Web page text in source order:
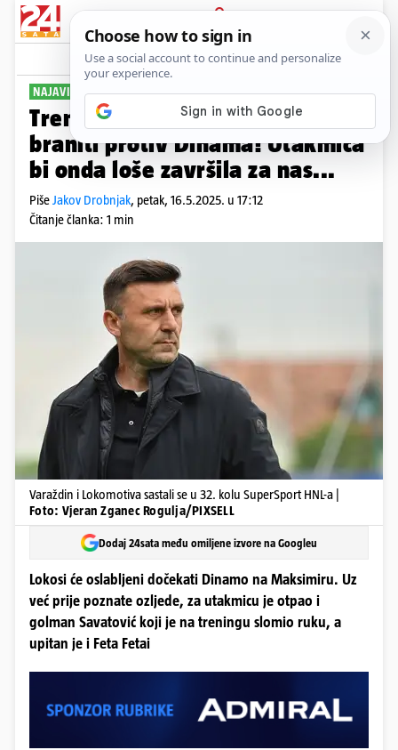
PRIJAVA
Sport Komentari
NAJAVIO UTAKMICU
Trener Lokomotive: Nećemo se
braniti protiv Dinama! Utakmica
bi onda loše završila za nas...
PišeJakov Drobnjak, petak, 16.5.2025. u 17:12
Čitanje članka: 1 min
Varaždin i Lokomotiva sastali se u 32. kolu SuperSport HNL-a |
Foto: Vjeran Zganec Rogulja/PIXSELL
Dodaj 24sata među omiljene izvore na Googleu
Lokosi će oslabljeni dočekati Dinamo na Maksimiru. Uz
već prije poznate ozljede, za utakmicu je otpao i
golman Savatović koji je na treningu slomio ruku, a
upitan je i Feta Fetai